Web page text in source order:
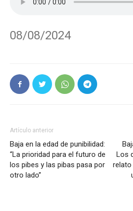
08/08/2024
Artículo anterior
Baja en la edad de punibilidad:
“La prioridad para el futuro de
los pibes y las pibas pasa por
otro lado”
Los
relato